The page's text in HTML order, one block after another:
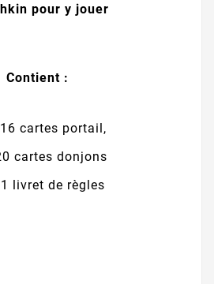
pour y jouer
Contient :
16 cartes portail,
cartes donjons
1 livret de règles